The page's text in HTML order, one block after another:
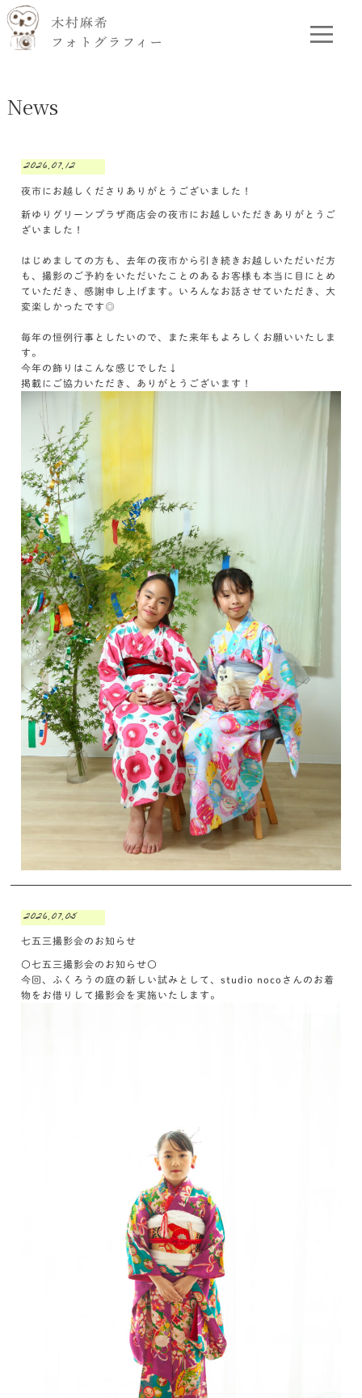
News
2026.07.12
夜市にお越しくださりありがとうございました！
新ゆりグリーンプラザ商店会の夜市にお越しいただきありがとうご
ざいました！
はじめましての方も、去年の夜市から引き続きお越しいただいだ方
も、撮影のご予約をいただいたことのあるお客様も本当に目にとめ
ていただき、感謝申し上げます。いろんなお話させていただき、大
変楽しかったです◎
毎年の恒例行事としたいので、また来年もよろしくお願いいたしま
す。
今年の飾りはこんな感じでした↓
掲載にご協力いただき、ありがとうございます！
2026.07.05
七五三撮影会のお知らせ
〇七五三撮影会のお知らせ〇
今回、ふくろうの庭の新しい試みとして、studio nocoさんのお着
物をお借りして撮影会を実施いたします。